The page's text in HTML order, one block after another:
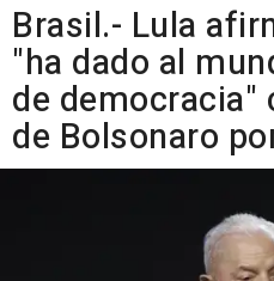
Brasil.- Lula
"ha dado al
de democracia"
de Bolsonaro